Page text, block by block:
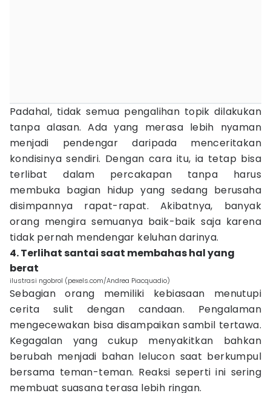
Padahal, tidak semua pengalihan topik dilakukan
tanpa alasan. Ada yang merasa lebih nyaman
menjadi pendengar daripada menceritakan
kondisinya sendiri. Dengan cara itu, ia tetap bisa
terlibat dalam percakapan tanpa harus
membuka bagian hidup yang sedang berusaha
disimpannya rapat-rapat. Akibatnya, banyak
orang mengira semuanya baik-baik saja karena
tidak pernah mendengar keluhan darinya.
4. Terlihat santai saat membahas hal yang
berat
ilustrasi ngobrol (pexels.com/Andrea Piacquadio)
Sebagian orang memiliki kebiasaan menutupi
cerita sulit dengan candaan. Pengalaman
mengecewakan bisa disampaikan sambil tertawa.
Kegagalan yang cukup menyakitkan bahkan
berubah menjadi bahan lelucon saat berkumpul
bersama teman-teman. Reaksi seperti ini sering
membuat suasana terasa lebih ringan.